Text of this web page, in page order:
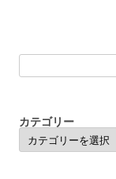
カテゴリー
カ
テ
ゴ